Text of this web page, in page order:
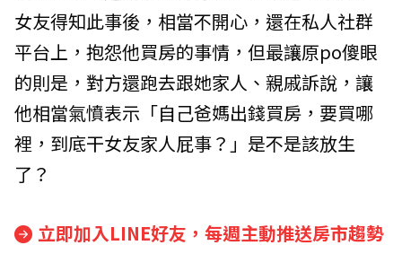
女友得知此事後，相當不開心，還在私人社群
平台上，抱怨他買房的事情，但最讓原po傻眼
的則是，對方還跑去跟她家人、親戚訴說，讓
他相當氣憤表示「自己爸媽出錢買房，要買哪
裡，到底干女友家人屁事？」是不是該放生
了？
立即加入LINE好友，每週主動推送房市趨勢